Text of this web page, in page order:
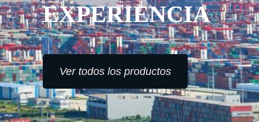
EXPERIENCIA
Ver todos los productos